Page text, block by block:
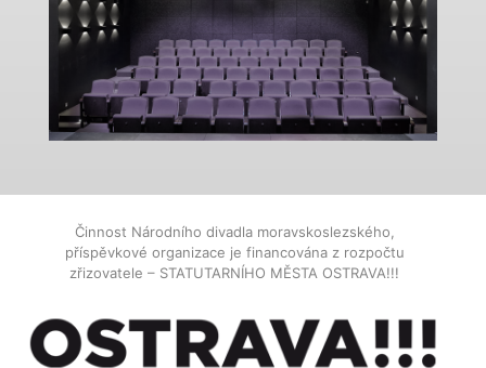
Činnost Národního divadla moravskoslezského,
příspěvkové organizace je financována z rozpočtu
zřizovatele – STATUTARNÍHO MĚSTA OSTRAVA!!!